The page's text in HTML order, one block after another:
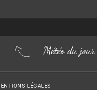
Météo du jour
LÉGALES